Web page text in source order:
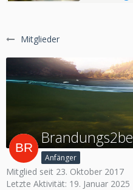
Mitglieder
Anfänger
Mitglied seit 23. Oktober 2017
Letzte Aktivität: 19. Januar 2025